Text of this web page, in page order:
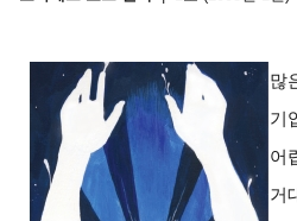
많
기
어
거